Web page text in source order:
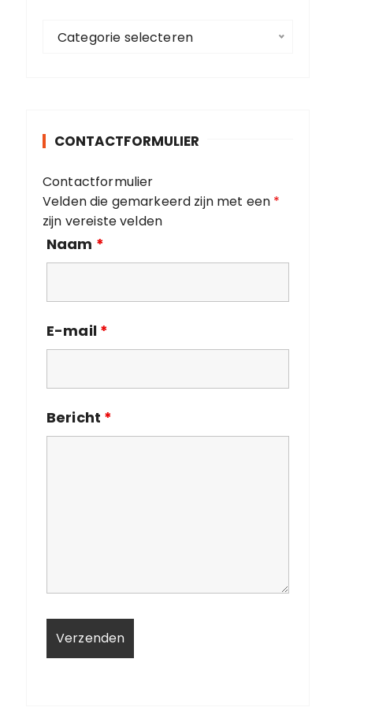
r
e
ë
n
Categorie selecteren
CONTACTFORMULIER
Contactformulier
Velden die gemarkeerd zijn met een *
zijn vereiste velden
Naam *
E-mail *
Bericht *